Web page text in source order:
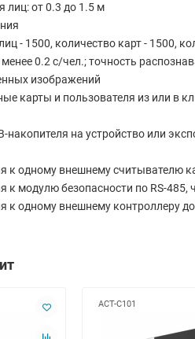
лиц: от 0.3 до 1.5 м
- 1500, количество карт - 1500,
0.2 c/чел.; точность
изображений
карты и пользователя из или в
накопителя на устройство или
к одному внешнему считывателю
к модулю безопасности по RS-
одному внешнему контроллеру
ACT-C101